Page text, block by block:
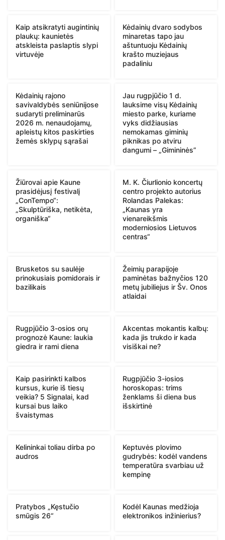
Kaip atsikratyti augintinių
plaukų: kaunietės
atskleista paslaptis slypi
virtuvėje
Kėdainių dvaro sodybos
minaretas tapo jau
aštuntuoju Kėdainių
krašto muziejaus
padaliniu
Kėdainių rajono
savivaldybės seniūnijose
sudaryti preliminarūs
2026 m. nenaudojamų,
apleistų kitos paskirties
žemės sklypų sąrašai
Jau rugpjūčio 1 d.
lauksime visų Kėdainių
miesto parke, kuriame
vyks didžiausias
nemokamas giminių
piknikas po atviru
dangumi – „Gimininės”
Žiūrovai apie Kaune
prasidėjusį festivalį
„ConTempo“:
„Skulptūriška, netikėta,
organiška“
M. K. Čiurlionio koncertų
centro projekto autorius
Rolandas Palekas:
„Kaunas yra
vienareikšmis
moderniosios Lietuvos
centras“
Brusketos su saulėje
prinokusiais pomidorais ir
bazilikais
Žeimių parapijoje
paminėtas bažnyčios 120
metų jubiliejus ir Šv. Onos
atlaidai
Rugpjūčio 3-osios orų
prognozė Kaune: laukia
giedra ir rami diena
Akcentas mokantis kalbų:
kada jis trukdo ir kada
visiškai ne?
Kaip pasirinkti kalbos
kursus, kurie iš tiesų
veikia? 5 Signalai, kad
kursai bus laiko
švaistymas
Rugpjūčio 3-iosios
horoskopas: trims
ženklams ši diena bus
išskirtinė
Kelininkai toliau dirba po
audros
Keptuvės plovimo
gudrybės: kodėl vandens
temperatūra svarbiau už
kempinę
Pratybos „Kęstučio
smūgis 26“
Kodėl Kaunas medžioja
elektronikos inžinierius?